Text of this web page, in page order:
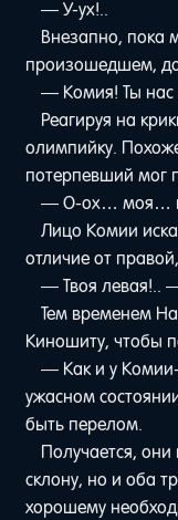
— У-ух!..
Внезапно, пока
произошедшем,
— Комия! Ты
Реагируя на
олимпийку.
потерпевший мог
— О-ох… моя…
Лицо Комии
отличие от
— Твоя левая!..
Тем временем
Киношиту, чтобы
— Как и у
ужасном
быть перелом.
Получается, они
склону, но и оба
хорошему